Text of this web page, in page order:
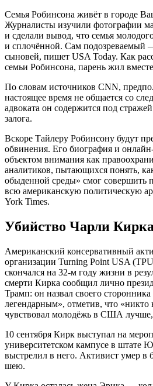
Семья Робинсона живёт в городе
Журналисты изучили фотографии
и сделали вывод, что семья
и сплочённой. Сам подозреваемый
сыновей, пишет USA Today. Как
семьи Робинсона, парень жил
По словам источников CNN,
настоящее время не общается со
адвоката он содержится под
залога.
Вскоре Тайлеру Робинсону будут
обвинения. Его биография и
объектом внимания как
аналитиков, пытающихся понять,
обыденной среды» смог совершить
всю американскую политическую
York Times.
Убийство Чарли Кирка
Американский консервативный
организации Turning Point USA
скончался на 32-м году жизни в
смерти Кирка сообщил лично
Трамп: он назвал своего
легендарным», отметив, что
чувствовал молодёжь в США
10 сентября Кирк выступал на
университетском кампусе в штате
выстрелил в него. Активист умер в
шею.